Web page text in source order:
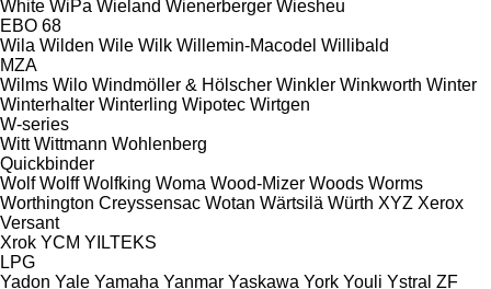
White WiPa Wieland Wienerberger Wiesheu
EBO 68
Wila Wilden Wile Wilk Willemin-Macodel Willibald
MZA
Wilms Wilo Windmöller & Hölscher Winkler Winkworth Winter
Winterhalter Winterling Wipotec Wirtgen
W-series
Witt Wittmann Wohlenberg
Quickbinder
Wolf Wolff Wolfking Woma Wood-Mizer Woods Worms
Worthington Creyssensac Wotan Wärtsilä Würth XYZ Xerox
Versant
Xrok YCM YILTEKS
LPG
Yadon Yale Yamaha Yanmar Yaskawa York Youli Ystral ZF